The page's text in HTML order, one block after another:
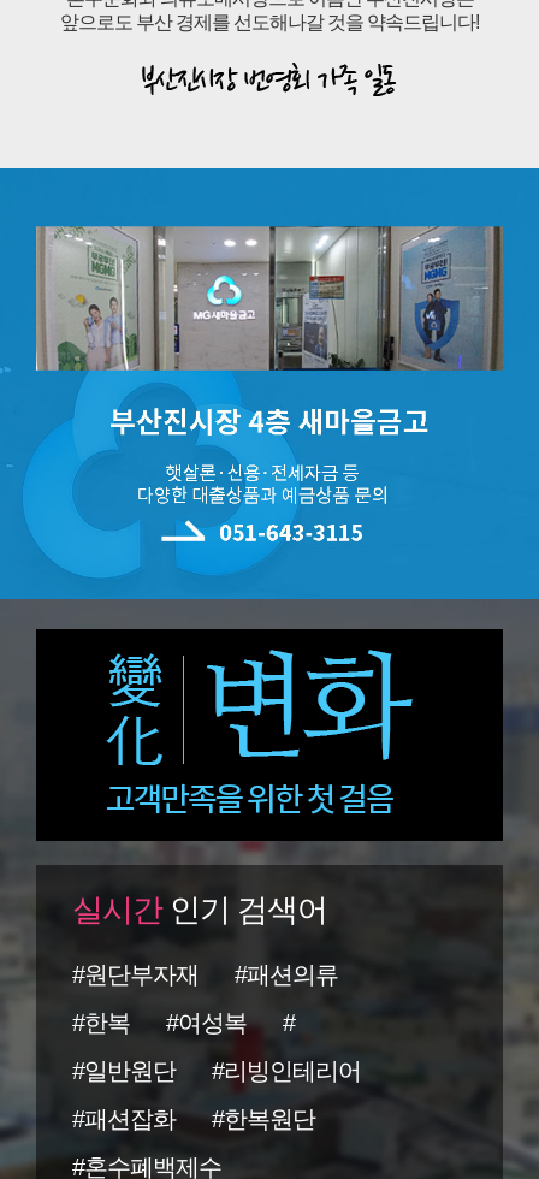
앞으로도 부산 경제를 선도해나갈 것을 약속드립니다!
실시간인기 검색어
#원단부자재
#패션의류
#한복
#여성복
#
#일반원단
#리빙인테리어
#패션잡화
#한복원단
#혼수폐백제수